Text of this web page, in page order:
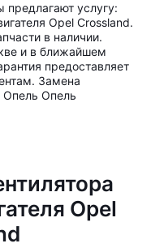
услугу:
Opel Crossland.
в наличии.
и в ближайшем
предоставляет
Замена
Опель Опель
Opel